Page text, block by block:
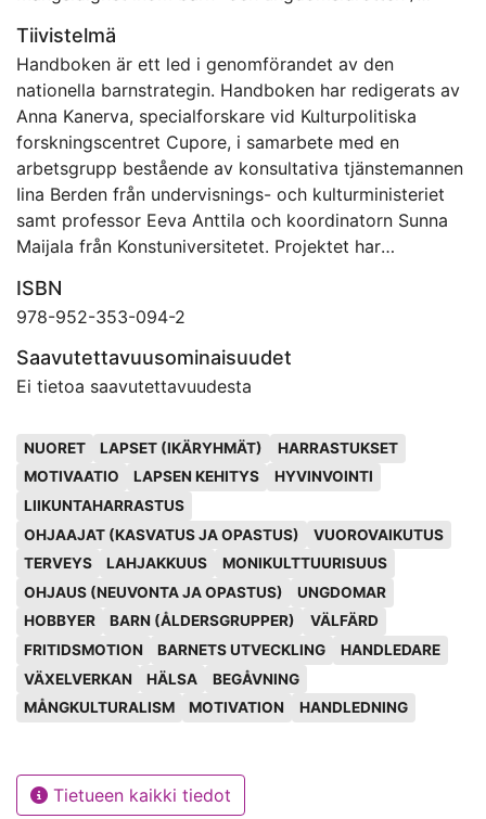
Sömn för barn och unga som utövar hobbyverksamhet
/ Juulia Paavonen --
Kost som stöder barns och ungas hälsa och
välbefinnande / Sari Niinistö & Susanna Raulio --
Varifrån får man motivation till hobbyverksamhet? /
Sanna Salminen --
Hur kan man upprätthålla en högklassig motivation
och en positiv atmosfär genom växelverkan? / Nelli
Hankonen --
Hobbyhandledare har stor betydelse för
hobbyverksamheten / Tanja Laimi --
hobbyverksamheten? / Miguel Reyes --
Icehearts-verksamheten erbjuder långvarigt stöd
Att kombinera målinriktad idrott och skola kräver
också stöd av tränaren / Matilda Sorkkila --
Musikaliskt begåvade barn behöver stöd med tanke på
det övergripande välbefinnandet och utvecklingen /
Guadalupe López-Iñiguez --
Kulturell och språklig mångfald i hobbyverksamheten /
Mariana Siljamäki--
Pojkar och att leva som lärare / Isto Turpeinen --
Med blicken framåt.
Tiivistelmä
Handboken är ett led i genomförandet av den
nationella barnstrategin. Handboken har redigerats av
Anna Kanerva, specialforskare vid Kulturpolitiska
forskningscentret Cupore, i samarbete med en
arbetsgrupp bestående av konsultativa tjänstemannen
Iina Berden från undervisnings- och kulturministeriet
samt professor Eeva Anttila och koordinatorn Sunna
Maijala från Konstuniversitetet. Projektet har
forskningsinstitut. Projektet har genomförts i
samarbete med Observatoriet för konst- och
kulturfostran i Finland, Kulturpolitiska
forskningscentret Cupore, Olympiska kommittén och
ISBN
978-952-353-094-2
Saavutettavuusominaisuudet
Ei tietoa saavutettavuudesta
NUORET LAPSET (IKÄRYHMÄT)
HARRASTUKSET
MOTIVAATIO
LAPSEN KEHITYS
HYVINVOINTI
LIIKUNTAHARRASTUS
OHJAAJAT (KASVATUS JA OPASTUS)
VUOROVAIKUTUS
TERVEYS
LAHJAKKUUS
MONIKULTTUURISUUS
OHJAUS (NEUVONTA JA OPASTUS)
UNGDOMAR
HOBBYER
BARN (ÅLDERSGRUPPER)
VÄLFÄRD
FRITIDSMOTION
BARNETS UTVECKLING
HANDLEDARE
VÄXELVERKAN
HÄLSA
BEGÅVNING
MÅNGKULTURALISM
MOTIVATION HANDLEDNING
Tietueen kaikki tiedot